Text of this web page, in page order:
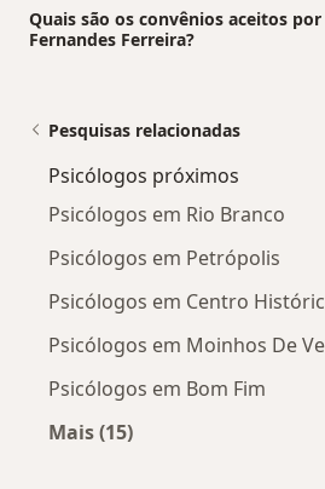
Quais são os convênios aceitos
Fernandes Ferreira?
Pesquisas relacionadas
Psicólogos próximos
Psicólogos em Rio Branco
Psicólogos em Petrópolis
Psicólogos em Centro
Psicólogos em Moinhos De
Psicólogos em Bom Fim
Mais (15)